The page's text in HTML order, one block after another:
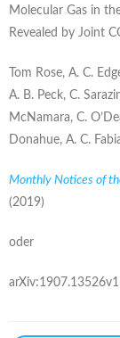
Molecular Gas in
Revealed by Joint
Tom Rose, A. C.
A. B. Peck, C.
McNamara, C.
Donahue, A. C.
Monthly Notices of
(2019)
oder